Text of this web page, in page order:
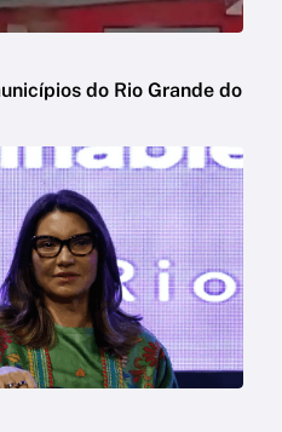
do Rio Grande do